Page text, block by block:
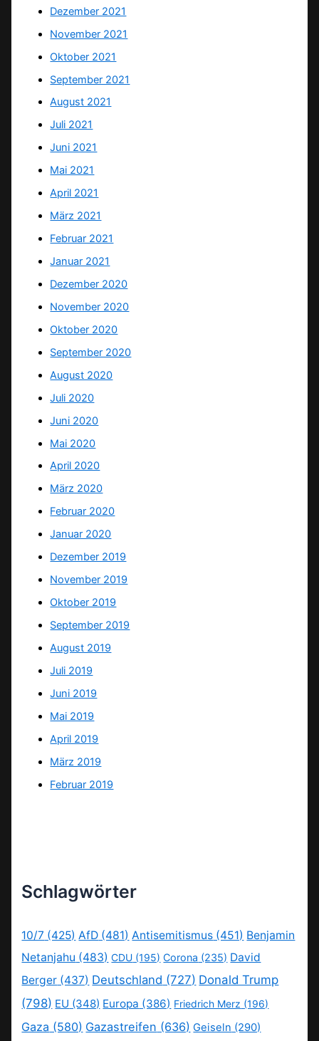
Dezember 2021
November 2021
Oktober 2021
September 2021
August 2021
Juli 2021
Juni 2021
Mai 2021
April 2021
März 2021
Februar 2021
Januar 2021
Dezember 2020
November 2020
Oktober 2020
September 2020
August 2020
Juli 2020
Juni 2020
Mai 2020
April 2020
März 2020
Februar 2020
Januar 2020
Dezember 2019
November 2019
Oktober 2019
September 2019
August 2019
Juli 2019
Juni 2019
Mai 2019
April 2019
März 2019
Februar 2019
Schlagwörter
10/7 (425) AfD (481) Antisemitismus (451) Benjamin
Netanjahu (483) CDU (195) Corona (235) David
Berger (437) Deutschland (727) Donald Trump
(798) EU (348) Europa (386) Friedrich Merz (196)
Gaza (580) Gazastreifen (636) Geiseln (290)